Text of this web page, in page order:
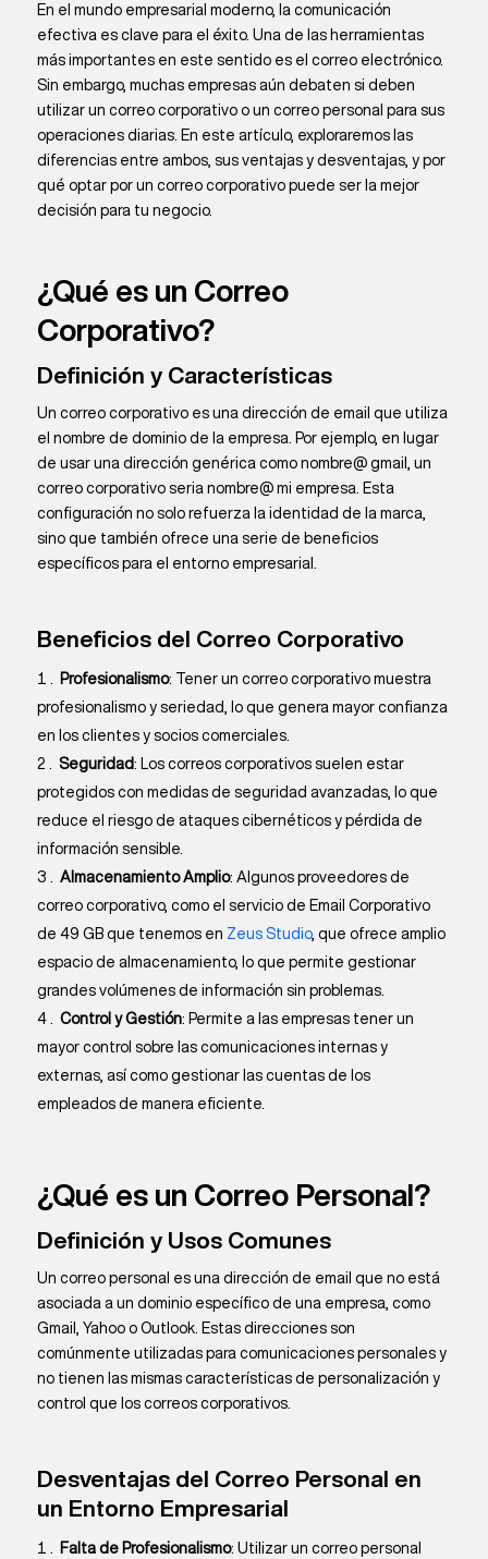
En el mundo empresarial moderno, la comunicación
efectiva es clave para el éxito. Una de las herramientas
más importantes en este sentido es el correo electrónico.
Sin embargo, muchas empresas aún debaten si deben
utilizar un correo corporativo o un correo personal para sus
operaciones diarias. En este artículo, exploraremos las
diferencias entre ambos, sus ventajas y desventajas, y por
qué optar por un correo corporativo puede ser la mejor
decisión para tu negocio.
¿Qué es un Correo
Corporativo?
Definición y Características
Un correo corporativo es una dirección de email que utiliza
el nombre de dominio de la empresa. Por ejemplo, en lugar
de usar una dirección genérica como nombre@ gmail, un
correo corporativo seria nombre@ mi empresa. Esta
configuración no solo refuerza la identidad de la marca,
sino que también ofrece una serie de beneficios
específicos para el entorno empresarial.
Beneficios del Correo Corporativo
Profesionalismo: Tener un correo corporativo muestra
profesionalismo y seriedad, lo que genera mayor confianza
en los clientes y socios comerciales.
Seguridad: Los correos corporativos suelen estar
protegidos con medidas de seguridad avanzadas, lo que
reduce el riesgo de ataques cibernéticos y pérdida de
información sensible.
Almacenamiento Amplio: Algunos proveedores de
correo corporativo, como el servicio de Email Corporativo
de 49 GB que tenemos en Zeus Studio, que ofrece amplio
espacio de almacenamiento, lo que permite gestionar
grandes volúmenes de información sin problemas.
Control y Gestión: Permite a las empresas tener un
mayor control sobre las comunicaciones internas y
externas, así como gestionar las cuentas de los
empleados de manera eficiente.
¿Qué es un Correo Personal?
Definición y Usos Comunes
Un correo personal es una dirección de email que no está
asociada a un dominio específico de una empresa, como
Gmail, Yahoo o Outlook. Estas direcciones son
comúnmente utilizadas para comunicaciones personales y
no tienen las mismas características de personalización y
control que los correos corporativos.
Desventajas del Correo Personal en
un Entorno Empresarial
Falta de Profesionalismo: Utilizar un correo personal